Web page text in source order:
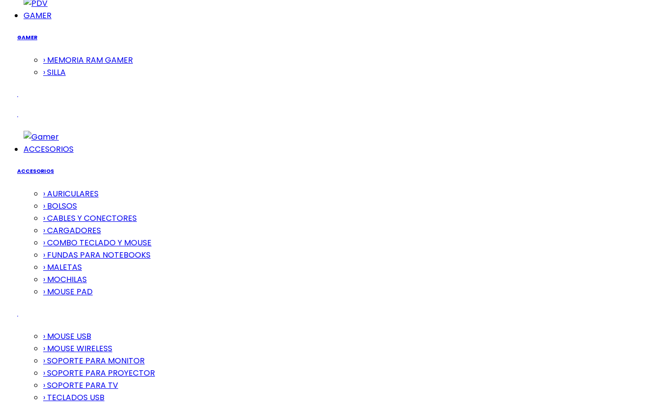
GAMER
GAMER
› MEMORIA RAM GAMER
› SILLA
ACCESORIOS
ACCESORIOS
› AURICULARES
› BOLSOS
› CABLES Y CONECTORES
› CARGADORES
› COMBO TECLADO Y MOUSE
› FUNDAS PARA NOTEBOOKS
› MALETAS
› MOCHILAS
› MOUSE PAD
› MOUSE USB
› MOUSE WIRELESS
› SOPORTE PARA MONITOR
› SOPORTE PARA PROYECTOR
› SOPORTE PARA TV
› TECLADOS USB